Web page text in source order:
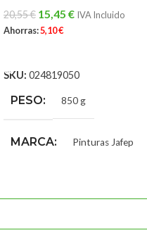
20,55€ 15,45 € IVA Incluido
Ahorras:5,10€
SKU: 024819050
PESO 850 g
MARCA Pinturas Jafep